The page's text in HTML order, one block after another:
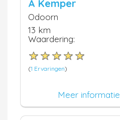
A Kemper
Odoorn
13 km
Waardering:
(1 Ervaringen)
Meer informatie